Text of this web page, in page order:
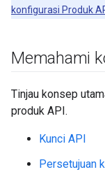
konfigurasi Produk
Memahami
Tinjau konsep
produk API.
Kunci API
Persetujuan